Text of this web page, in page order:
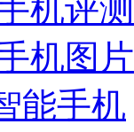
机评测
机图片
能手机